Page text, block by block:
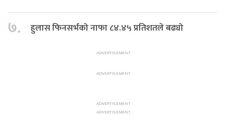
७. हुलास फिनसर्भको नाफा ८४.४५ प्रतिशतले बढ्यो